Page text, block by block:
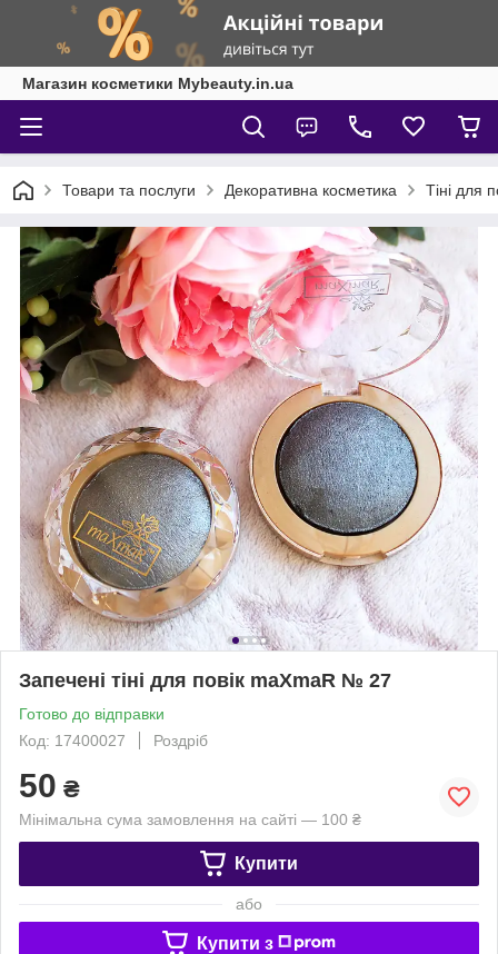
Магазин косметики Mybeauty.in.ua
Товари та послуги Декоративна косметика Тіні для
Запечені тіні для повік maXmaR № 27
Готово до відправки
Код: 17400027
Роздріб
50 ₴
Мінімальна сума замовлення на сайті — 100 ₴
Купити
або
Купити з